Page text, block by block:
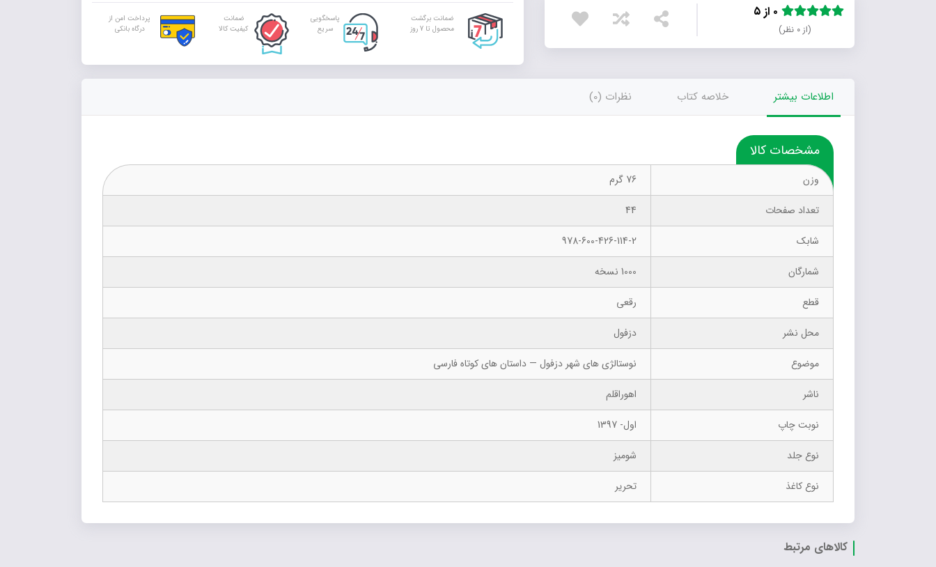
(از ۰ نظر)
ضمانت برگشت
محصول تا 7 روز
پاسخگویی
سریع
ضمانت
کیفیت کالا
پرداخت امن از
درگاه بانکی
اطلاعات بیشتر خلاصه کتاب نظرات (0)
مشخصات کالا
وزن
76 گرم
تعداد صفحات
44
شابک
978-600-426-114-2
شمارگان
1000 نسخه
قطع
رقعی
محل نشر
دزفول
موضوع
نوستالژی های شهر دزفول — داستان های کوتاه فارسی
ناشر
اهوراقلم
نوبت چاپ
اول- 1397
نوع جلد
شومیز
نوع کاغذ
تحریر
کالاهای مرتبط